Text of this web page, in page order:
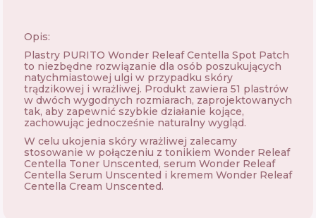
Opis:
Plastry PURITO Wonder Releaf Centella Spot Patch
to niezbędne rozwiązanie dla osób poszukujących
natychmiastowej ulgi w przypadku skóry
trądzikowej i wrażliwej. Produkt zawiera 51 plastrów
w dwóch wygodnych rozmiarach, zaprojektowanych
tak, aby zapewnić szybkie działanie kojące,
zachowując jednocześnie naturalny wygląd.
W celu ukojenia skóry wrażliwej zalecamy
stosowanie w połączeniu z tonikiem Wonder Releaf
Centella Toner Unscented, serum Wonder Releaf
Centella Serum Unscented i kremem Wonder Releaf
Centella Cream Unscented.